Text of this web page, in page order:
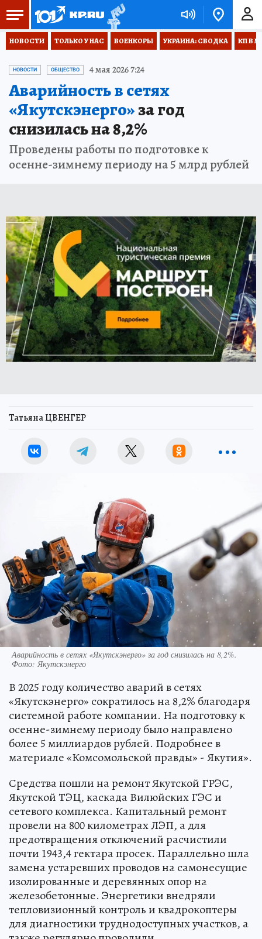
НОВОСТИ ТОЛЬКО У НАС ВОЕНКОРЫ УКРАИНА: СВОДКА КП В
НОВОСТИ ОБЩЕСТВО 4 мая 2026 7:24
Аварийность в сетях
«Якутскэнерго»за год
снизилась на 8,2%
Проведены работы по подготовке к
осенне-зимнему периоду на 5 млрд рублей
Татьяна ЦВЕНГЕР
Аварийность в сетях «Якутскэнерго» за год снизилась на 8,2%.
Фото: Якутскэнерго
В 2025 году количество аварий в сетях
«Якутскэнерго» сократилось на 8,2% благодаря
системной работе компании. На подготовку к
осенне-зимнему периоду было направлено
более 5 миллиардов рублей. Подробнее в
материале «Комсомольской правды» - Якутия».
Средства пошли на ремонт Якутской ГРЭС,
Якутской ТЭЦ, каскада Вилюйских ГЭС и
сетевого комплекса. Капитальный ремонт
провели на 800 километрах ЛЭП, а для
предотвращения отключений расчистили
почти 1943,4 гектара просек. Параллельно шла
замена устаревших проводов на самонесущие
изолированные и деревянных опор на
железобетонные. Энергетики внедряли
тепловизионный контроль и квадрокоптеры
для диагностики труднодоступных участков, а